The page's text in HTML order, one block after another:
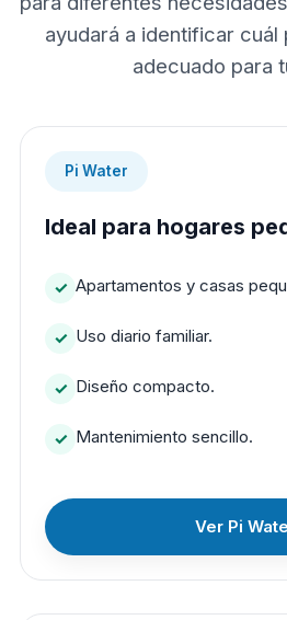
ayudará a identificar cuál
adecuado para
Pi Water
Ideal para hogares
Apartamentos y casas
Uso diario familiar.
Diseño compacto.
Mantenimiento sencillo.
Ver Pi